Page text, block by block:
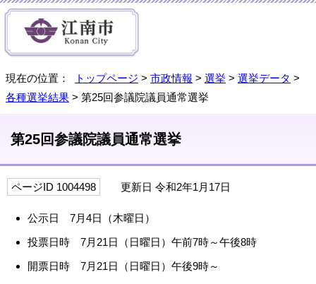
現在の位置： トップページ > 市政情報 > 選挙 > 選挙データ >
各種選挙結果 > 第25回参議院議員通常選挙
第25回参議院議員通常選挙
ページID 1004498 更新日 令和2年1月17日
公示日 7月4日（木曜日）
投票日時 7月21日（日曜日）午前7時～午後8時
開票日時 7月21日（日曜日）午後9時～